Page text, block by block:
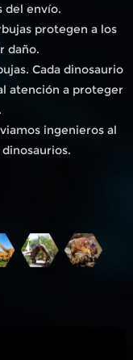
del envío.
protegen a los
daño.
Cada dinosaurio
atención a proteger
ingenieros al